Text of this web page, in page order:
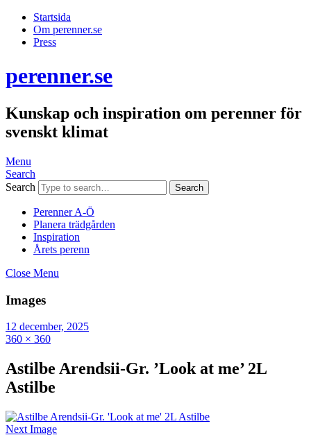
Startsida
Om perenner.se
Press
perenner.se
Kunskap och inspiration om perenner för
svenskt klimat
Menu
Search
Search
Perenner A-Ö
Planera trädgården
Inspiration
Årets perenn
Close Menu
Images
12 december, 2025
360 × 360
Astilbe Arendsii-Gr. ’Look at me’ 2L
Astilbe
Next Image